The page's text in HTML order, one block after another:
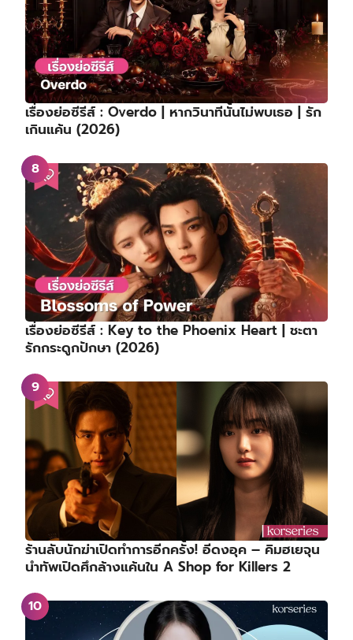
เรื่องย่อซีรีส์ : Overdo | หากวินาทีนั้นไม่พบเธอ | รัก
เกินแค้น (2026)
เรื่องย่อซีรีส์ : Key to the Phoenix Heart | ชะตา
รักกระดูกปักษา (2026)
ร้านลับนักฆ่าเปิดทำการอีกครั้ง! อีดงอุค – คิมฮเยจุน
นำทัพเปิดศึกล้างแค้นใน A Shop for Killers 2